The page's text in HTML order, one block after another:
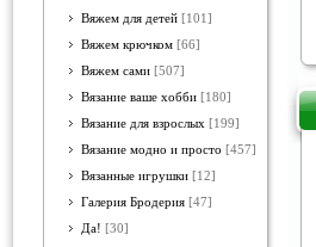
Вяжем для детей [101]
Вяжем крючком [66]
Вяжем сами [507]
Вязание ваше хобби [180]
Вязание для взрослых [199]
Вязание модно и просто [457]
Вязанные игрушки [12]
Галерия Бродерия [47]
Да! [30]